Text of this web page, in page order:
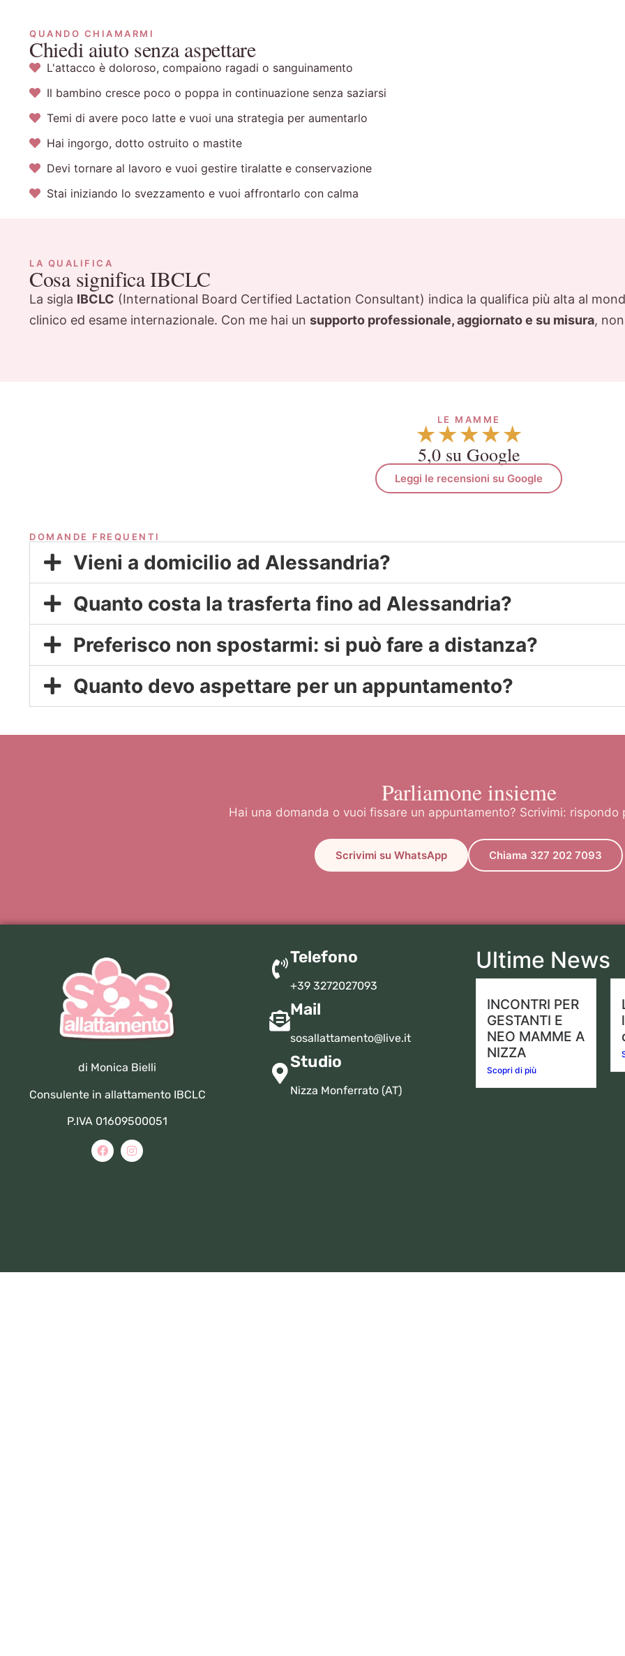
QUANDO CHIAMARMI
Chiedi aiuto senza aspettare
L'attacco è doloroso, compaiono ragadi o sanguinamento
Il bambino cresce poco o poppa in continuazione senza saziarsi
Temi di avere poco latte e vuoi una strategia per aumentarlo
Hai ingorgo, dotto ostruito o mastite
Devi tornare al lavoro e vuoi gestire tiralatte e conservazione
Stai iniziando lo svezzamento e vuoi affrontarlo con calma
LA QUALIFICA
Cosa significa IBCLC
La sigla IBCLC (International Board Certified Lactation Consultant) indica la qualifica più alta al
clinico ed esame internazionale. Con me hai un supporto professionale, aggiornato e su misura,
LE MAMME
★★★★★
5,0 su Google
Leggi le recensioni su Google
DOMANDE FREQUENTI
Vieni a domicilio ad Alessandria?
Quanto costa la trasferta fino ad Alessandria?
Preferisco non spostarmi: si può fare a distanza?
Quanto devo aspettare per un appuntamento?
Parliamone insieme
Hai una domanda o vuoi fissare un appuntamento? Scrivimi: rispondo
Scrivimi su WhatsApp Chiama 327 202 7093
di Monica Bielli
Consulente in allattamento IBCLC
P.IVA 01609500051
Telefono
+39 3272027093
Mail
sosallattamento@live.it
Studio
Nizza Monferrato (AT)
Ultime News
INCONTRI PER
GESTANTI E
NEO MAMME A
NIZZA
Scopri di più